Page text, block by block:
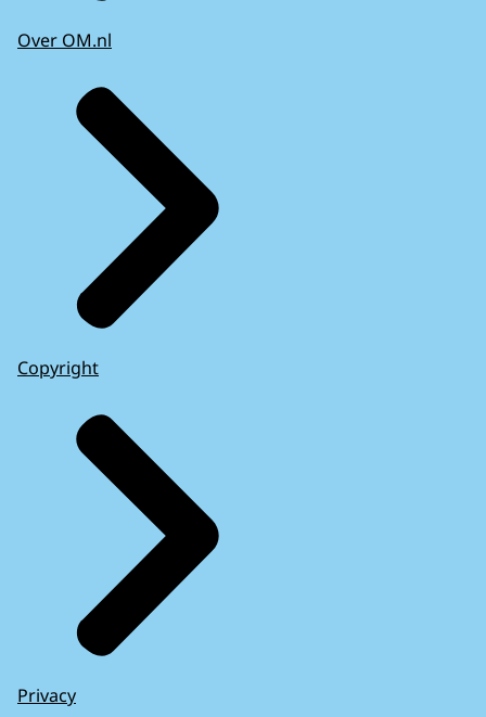
Over OM.nl
Copyright
Privacy